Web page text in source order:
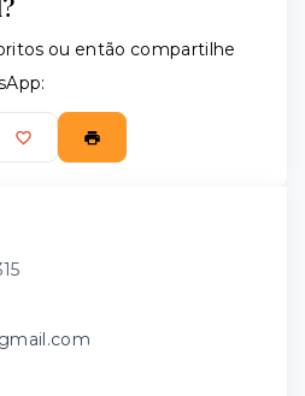
ou então compartilhe